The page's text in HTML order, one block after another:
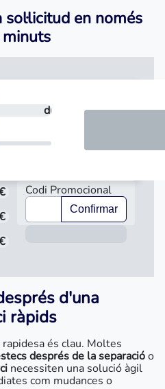
en només
dies vols tornar-ho?
dies
pagarImport
venciment
Codi Promocional
Confirmar
d'una
ràpids
és clau. Moltes
després de la separacióo
necessiten una solució àgil
com mudances o